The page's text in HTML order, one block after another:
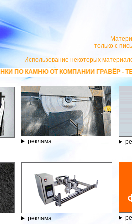
только с
Использование некоторых
ГРАВЁР - ТЕЛЕФОН 8.800.77-
реклама
реклама